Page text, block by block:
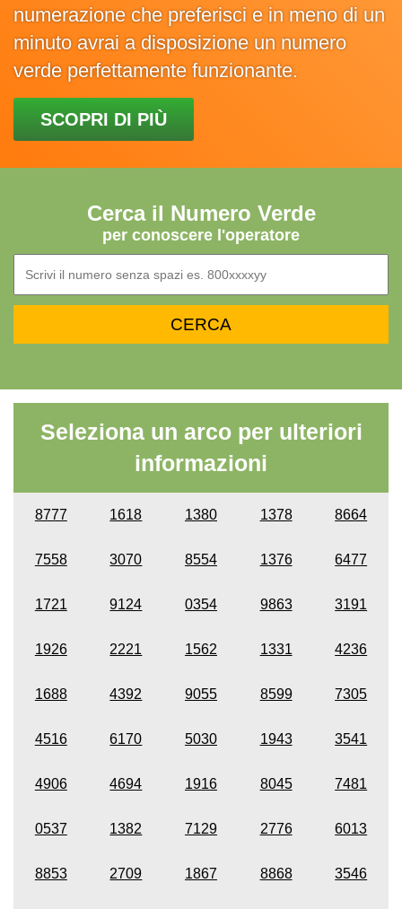
numerazione che preferisci e in meno di un
minuto avrai a disposizione un numero
verde perfettamente funzionante.
SCOPRI DI PIÙ
Cerca il Numero Verde
per conoscere l'operatore
Seleziona un arco per ulteriori
informazioni
8777 1618 1380 1378 8664
7558 3070 8554 1376 6477
1721 9124 0354 9863 3191
1926 2221 1562 1331 4236
1688 4392 9055 8599 7305
4516 6170 5030 1943 3541
4906 4694 1916 8045 7481
0537 1382 7129 2776 6013
8853 2709 1867 8868 3546